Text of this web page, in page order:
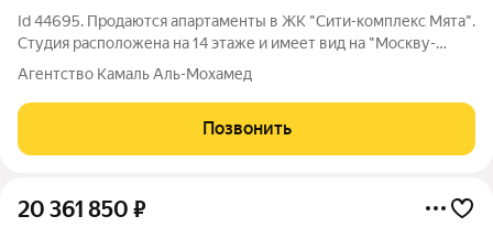
Id 44695. Продаются апартаменты в ЖК "Сити-комплекс Мята".
Студия расположена на 14 этаже и имеет вид на "Москву-
Сити". Расположение, транспортная доступность Сити-
комплекс "Мята" находится в нескольких минутах пути от
главного бизнес-кластера
Агентство Камаль Аль-Мохамед
Позвонить
20 361 850 ₽